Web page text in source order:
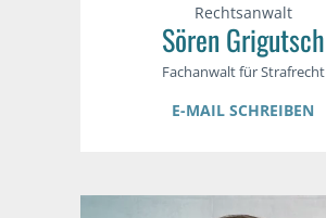
Rechtsanwalt
Sören Grigutsch
Fachanwalt für Strafrecht
E-MAIL SCHREIBEN